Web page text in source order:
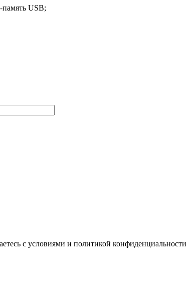
USB;
с условиями и политикой конфиденциальности